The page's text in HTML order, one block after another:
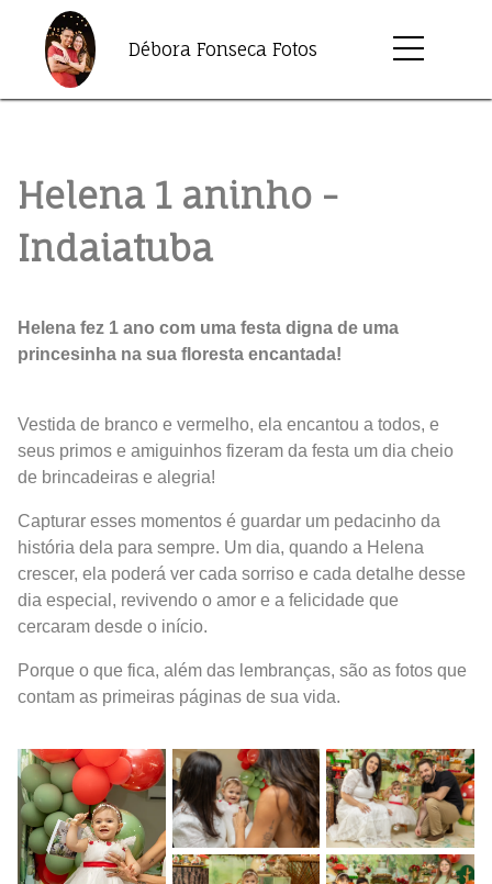
Débora Fonseca Fotos
Helena 1 aninho -
Indaiatuba
Helena fez 1 ano com uma festa digna de uma
princesinha na sua floresta encantada!
Vestida de branco e vermelho, ela encantou a todos, e
seus primos e amiguinhos fizeram da festa um dia cheio
de brincadeiras e alegria!
Capturar esses momentos é guardar um pedacinho da
história dela para sempre. Um dia, quando a Helena
crescer, ela poderá ver cada sorriso e cada detalhe desse
dia especial, revivendo o amor e a felicidade que
cercaram desde o início.
Porque o que fica, além das lembranças, são as fotos que
contam as primeiras páginas de sua vida.